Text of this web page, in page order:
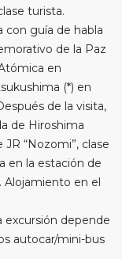
turista.
con guía de habla
de la Paz
en
(*) en
de la visita,
de Hiroshima
“Nozomi”, clase
en la estación de
Alojamiento en el
excursión depende
autocar/mini-bus